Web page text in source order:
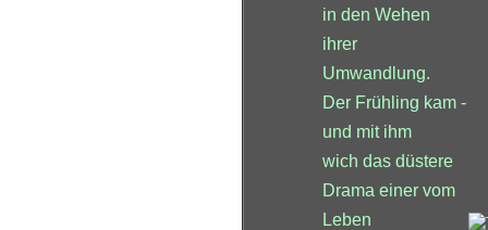
in den Wehen
ihrer
Umwandlung.
Der Frühling kam -
und mit ihm
wich das düstere
Drama einer vom
Leben